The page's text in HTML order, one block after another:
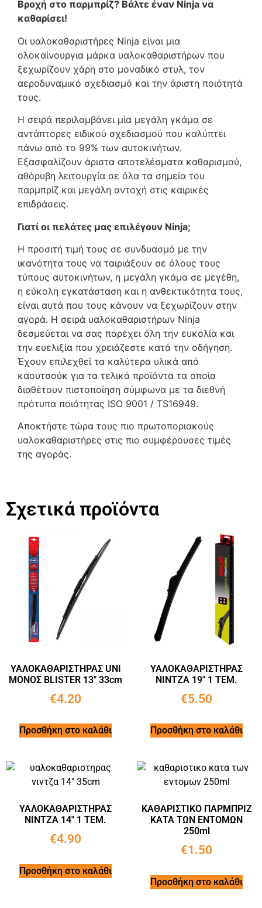
Βροχή στο παρμπρίζ? Bάλτε έναν Ninja να
καθαρίσει!
Οι υαλοκαθαριστήρες Ninja είναι μια
ολοκαίνουργια μάρκα υαλοκαθαριστήρων που
ξεχωρίζουν χάρη στο μοναδικό στυλ, τον
αεροδυναμικό σχεδιασμό και την άριστη ποιότητά
τους.
Η σειρά περιλαμβάνει μία μεγάλη γκάμα σε
αντάπτορες ειδικού σχεδιασμού που καλύπτει
πάνω από το 99% των αυτοκινήτων.
Εξασφαλίζουν άριστα αποτελέσματα καθαρισμού,
αθόρυβη λειτουργία σε όλα τα σημεία του
παρμπρίζ και μεγάλη αντοχή στις καιρικές
επιδράσεις.
Γιατί οι πελάτες μας επιλέγουν Νinja;
Η προσιτή τιμή τους σε συνδυασμό με την
ικανότητα τους να ταιριάξουν σε όλους τους
τύπους αυτοκινήτων, η μεγάλη γκάμα σε μεγέθη,
η εύκολη εγκατάσταση και η ανθεκτικότητα τους,
είναι αυτά που τους κάνουν να ξεχωρίζουν στην
αγορά. Η σειρά υαλοκαθαριστήρων Ninja
δεσμεύεται να σας παρέχει όλη την ευκολία και
την ευελιξία που χρειάζεστε κατά την οδήγηση.
Έχουν επιλεχθεί τα καλύτερα υλικά από
καουτσούκ για τα τελικά προϊόντα τα οποία
διαθέτουν πιστοποίηση σύμφωνα με τα διεθνή
πρότυπα ποιότητας ISO 9001 / TS16949.
Αποκτήστε τώρα τους πιο πρωτοποριακούς
υαλοκαθαριστήρες στις πιο συμφέρουσες τιμές
της αγοράς.
Σχετικά προϊόντα
ΥΑΛΟΚΑΘΑΡΙΣΤΗΡΑΣ UNI
ΜΟΝΟΣ BLISTER 13″ 33cm
€4.20
Προσθήκη στο καλάθι
ΥΑΛΟΚΑΘΑΡΙΣΤΗΡΑΣ
ΝΙΝΤΖΑ 19″ 1 ΤΕΜ.
€5.50
Προσθήκη στο καλάθι
ΥΑΛΟΚΑΘΑΡΙΣΤΗΡΑΣ
ΝΙΝΤΖΑ 14″ 1 ΤΕΜ.
€4.90
Προσθήκη στο καλάθι
ΚΑΘΑΡΙΣΤΙΚΟ ΠΑΡΜΠΡΙΖ
ΚΑΤΑ ΤΩΝ ΕΝΤΟΜΩΝ
250ml
€1.50
Προσθήκη στο καλάθι